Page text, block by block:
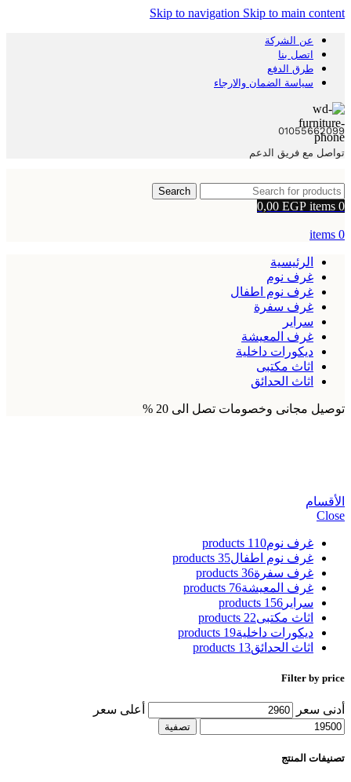
Skip to navigation Skip to main content
عن الشركة
اتصل بنا
طرق الدفع
سياسة الضمان والارجاء
01055662099
تواصل مع فريق الدعم
Search
0
items
0,00 EGP
0
items
الرئيسية
غرف نوم
غرف نوم اطفال
غرف سفرة
سراير
غرف المعيشة
ديكورات داخلية
اثاث مكتبى
اثاث الحدائق
توصيل مجانى وخصومات تصل الى 20 %
الأقسام
Close
غرف نوم110 products
غرف نوم اطفال35 products
غرف سفرة36 products
غرف المعيشة76 products
سراير 156 products
اثاث مكتبى22 products
ديكورات داخلية19 products
اثاث الحدائق13 products
Filter by price
أدنى سعر أعلى سعر
تصفية
تصنيفات المنتج